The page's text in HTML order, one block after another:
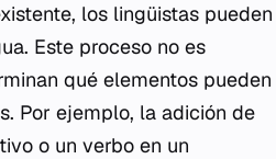
los lingüistas pueden
Este proceso no es
qué elementos pueden
Por ejemplo, la adición de
o un verbo en un